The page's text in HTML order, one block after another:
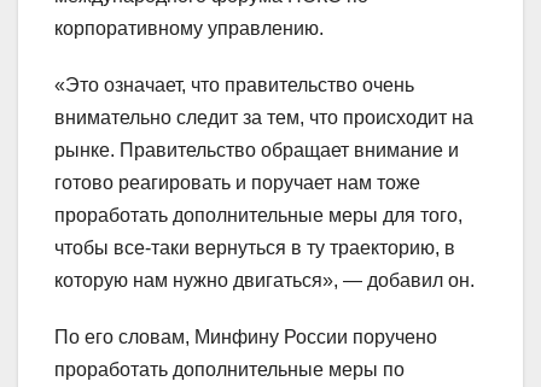
корпоративному управлению.
«Это означает, что правительство очень
внимательно следит за тем, что происходит на
рынке. Правительство обращает внимание и
готово реагировать и поручает нам тоже
проработать дополнительные меры для того,
чтобы все-таки вернуться в ту траекторию, в
которую нам нужно двигаться», — добавил он.
По его словам, Минфину России поручено
проработать дополнительные меры по